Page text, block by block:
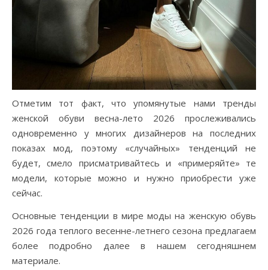
Отметим тот факт, что упомянутые нами тренды
женской обуви весна-лето 2026 прослеживались
одновременно у многих дизайнеров на последних
показах мод, поэтому «случайных» тенденций не
будет, смело присматривайтесь и «примеряйте» те
модели, которые можно и нужно приобрести уже
сейчас.
Основные тенденции в мире моды на женскую обувь
2026 года теплого весенне-летнего сезона предлагаем
более подробно далее в нашем сегодняшнем
материале.